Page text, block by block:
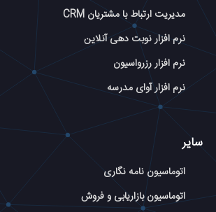
مدیریت ارتباط با مشتریان CRM
نرم افزار نوبت دهی آنلاین
نرم افزار رزرواسیون
نرم افزار آوای مدرسه
سایر
اتوماسیون نامه نگاری
اتوماسیون بازاریابی و فروش